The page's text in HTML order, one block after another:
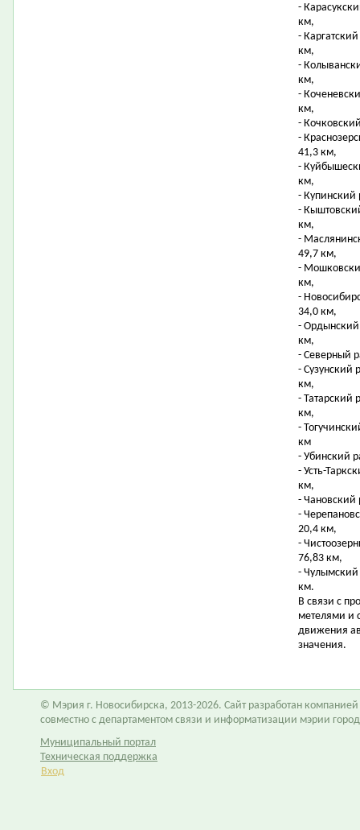
-
км,
-
км,
-
км,
-
км,
-
-
41,3 км,
-
км,
- Купинский
-
км,
-
49,7 км,
-
км,
-
34,0 км,
- Ордынский
км,
- Северный
- Сузунский
км,
- Татарский
км,
-
км
- Убинский
- Усть-
км,
- Чановский
-
20,4 км,
-
76,83 км,
- Чулымский
км.
В связи с
метелями и
движения
значения.
© Мэрия г. Новосибирска, 2013-2026. Сайт разработан компанией
совместно с департаментом связи и информатизации мэрии
Муниципальный портал
Техническая поддержка
Вход